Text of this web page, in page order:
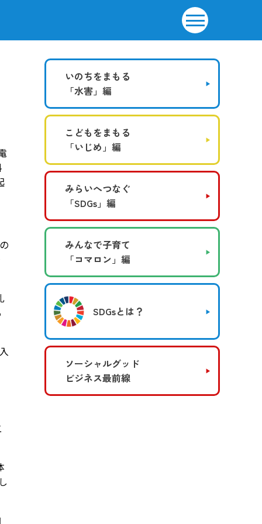
いのちをまもる
「水害」編
こどもをまもる
「いじめ」編
みらいへつなぐ
「SDGs」編
みんなで子育て
「コマロン」編
SDGsとは？
ソーシャルグッド
ビジネス最前線